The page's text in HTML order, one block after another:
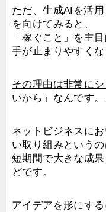
ただ、生成AIを活
を向けてみると、
「稼ぐこと」を主
手が止まりやすくな
その理由は非常に
いから」なんです。
ネットビジネスに
い取り組みというの
短期間で大きな成
どです。
アイデアを形にす